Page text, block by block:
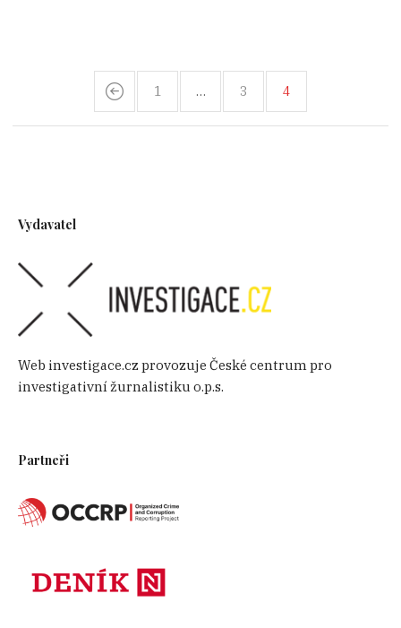
1 … 3 4
Vydavatel
Web investigace.cz provozuje České centrum pro
investigativní žurnalistiku o.p.s.
Partneři